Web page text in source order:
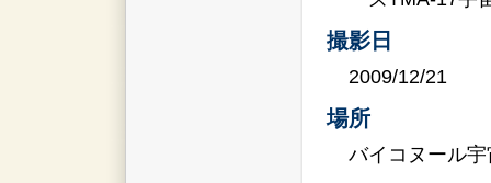
撮影日
2009/12/21
場所
バイコヌール